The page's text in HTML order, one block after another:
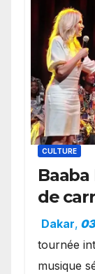
CULTURE
de
royale.
Dakar,
tournée
musique